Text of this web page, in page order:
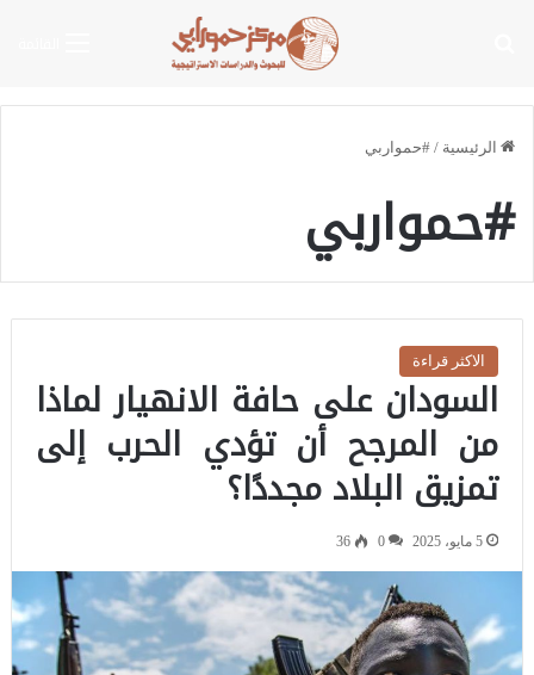
الرئيسية / #حمواربي
#حمواربي
الاكثر قراءة
السودان على حافة الانهيار لماذا
من المرجح أن تؤدي الحرب إلى
تمزيق البلاد مجددًا؟
5 مايو، 2025 0
36